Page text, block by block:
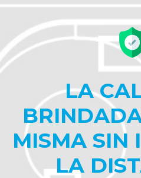
LA
MISMA SIN
LA